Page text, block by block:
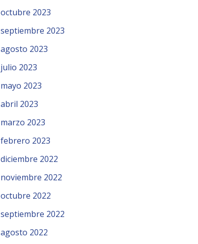
octubre 2023
septiembre 2023
agosto 2023
julio 2023
mayo 2023
abril 2023
marzo 2023
febrero 2023
diciembre 2022
noviembre 2022
octubre 2022
septiembre 2022
agosto 2022